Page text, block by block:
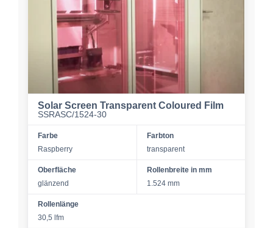
Solar Screen Transparent Coloured Film
SSRASC/1524-30
Farbe
Raspberry
Farbton
transparent
Oberfläche
glänzend
Rollenbreite in mm
1.524 mm
Rollenlänge
30,5 lfm